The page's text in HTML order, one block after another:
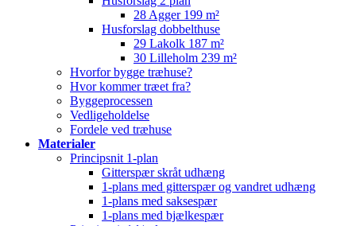
28 Agger 199 m²
Husforslag dobbelthuse
29 Lakolk 187 m²
30 Lilleholm 239 m²
Hvorfor bygge træhuse?
Hvor kommer træet fra?
Byggeprocessen
Vedligeholdelse
Fordele ved træhuse
Materialer
Principsnit 1-plan
Gitterspær skråt udhæng
1-plans med gitterspær og vandret udhæng
1-plans med saksespær
1-plans med bjælkespær